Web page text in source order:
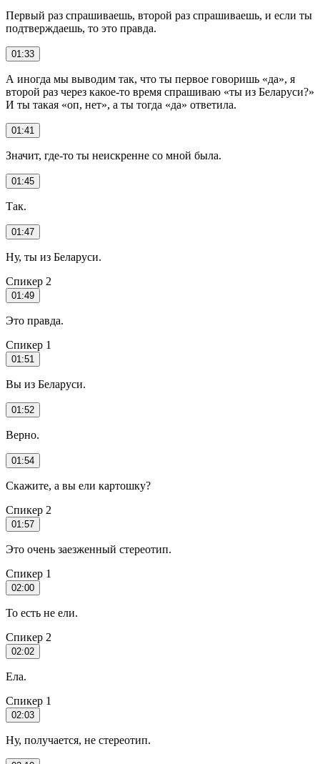
Первый раз спрашиваешь, второй раз спрашиваешь, и если ты
подтверждаешь, то это правда.
01:33
А иногда мы выводим так, что ты первое говоришь «да», я
второй раз через какое-то время спрашиваю «ты из Беларуси?»
И ты такая «оп, нет», а ты тогда «да» ответила.
01:41
Значит, где-то ты неискренне со мной была.
01:45
Так.
01:47
Ну, ты из Беларуси.
Спикер 2
01:49
Это правда.
Спикер 1
01:51
Вы из Беларуси.
01:52
Верно.
01:54
Скажите, а вы ели картошку?
Спикер 2
01:57
Это очень заезженный стереотип.
Спикер 1
02:00
То есть не ели.
Спикер 2
02:02
Ела.
Спикер 1
02:03
Ну, получается, не стереотип.